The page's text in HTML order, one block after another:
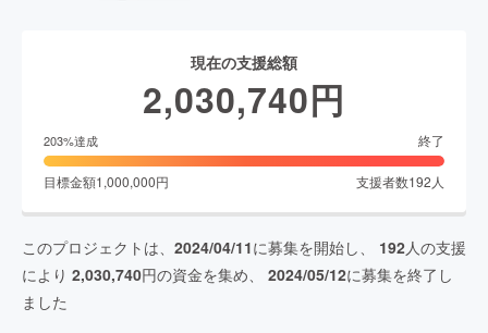
現在の支援総額
2,030,740円
203%達成 終了
目標金額1,000,000円 支援者数192 人
このプロジェクトは、 2024/04/11に募集を開始し、 192人の支援
により 2,030,740円の資金を集め、 2024/05/12に募集を終了し
ました